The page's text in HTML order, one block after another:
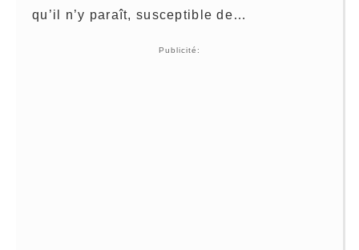
qu’il n’y paraît, susceptible de…
Publicité: